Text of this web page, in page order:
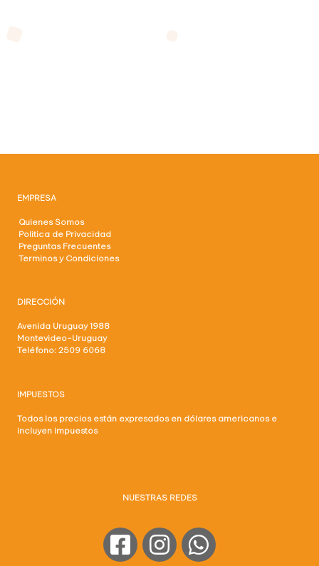
EMPRESA
Quienes Somos
Politica de Privacidad
Preguntas Frecuentes
Terminos y Condiciones
DIRECCIÓN
Avenida Uruguay 1988
Montevideo-Uruguay
Teléfono: 2509 6068
IMPUESTOS
Todos los precios están expresados en dólares americanos e
incluyen impuestos
NUESTRAS REDES